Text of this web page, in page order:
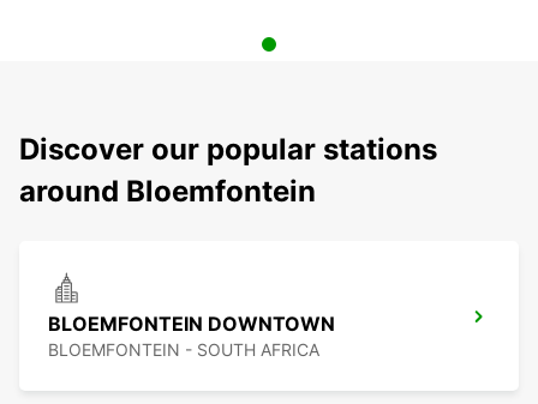
Discover our popular stations
around Bloemfontein
BLOEMFONTEIN DOWNTOWN
BLOEMFONTEIN - SOUTH AFRICA